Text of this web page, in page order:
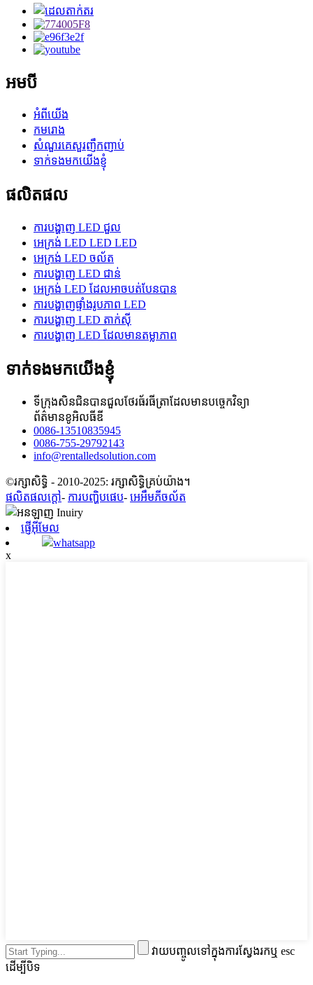
អមបី
អំពីយើង
កមរោង
សំណួរគេសួរញឹកញាប់
ទាក់ទងមកយើងខ្ញុំ
ផលិតផល
ការបង្ហាញ LED ជួល
អេក្រង់ LED LED LED
អេក្រង់ LED ចល័ត
ការបង្ហាញ LED ជាន់
អេក្រង់ LED ដែលអាចបត់បែនបាន
ការបង្ហាញផ្ទាំងរូបភាព LED
ការបង្ហាញ LED តាក់ស៊ី
ការបង្ហាញ LED ដែលមានតម្លាភាព
ទាក់ទងមកយើងខ្ញុំ
ទីក្រុងសិនជិនបានជួលថែរធ័រធីត្រាដែលមានបច្ចេកវិទ្យា
ព័ត៌មានខូអិលធីឌី
0086-13510835945
0086-755-29792143
info@rentalledsolution.com
©រក្សាសិទ្ធិ - 2010-2025: រក្សាសិទ្ធិគ្រប់យ៉ាង។
ផលិតផលក្តៅ- ការបញ្ហិបផេប- អេអឹមភីចល័ត
ផ្ញើអ៊ីមែល
whatsapp
x
វាយបញ្ចូលទៅក្នុងការស្វែងរកឬ esc
ដើម្បីបិទ